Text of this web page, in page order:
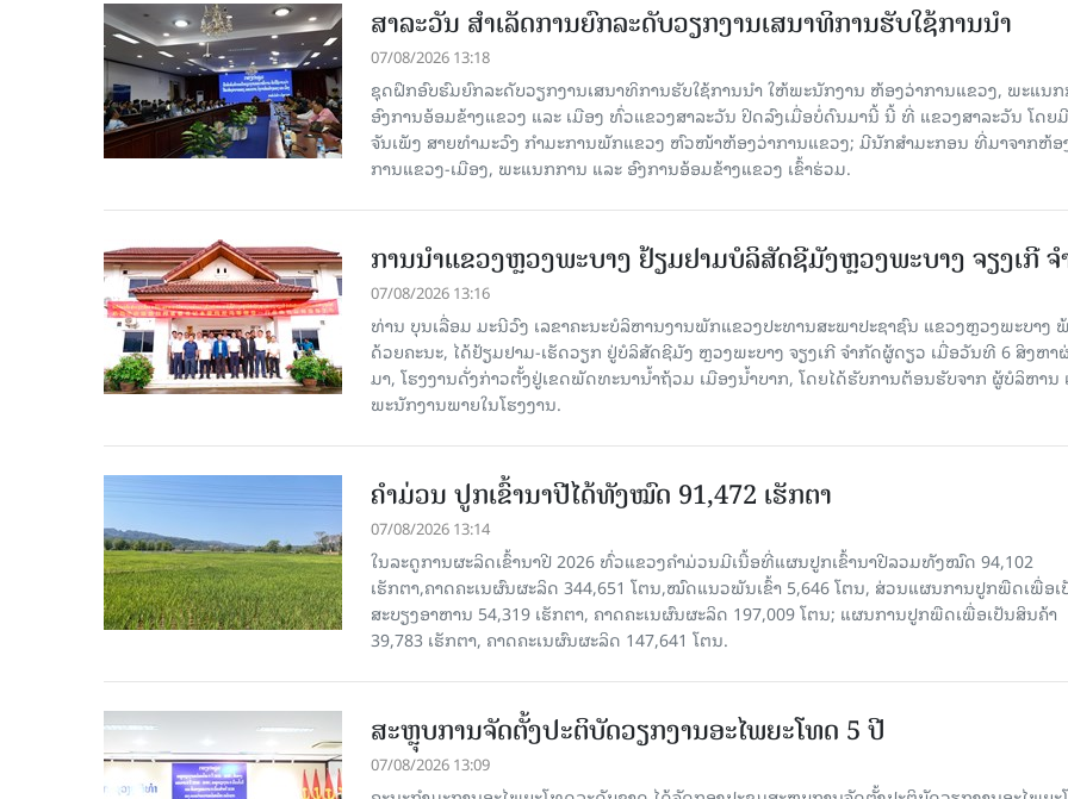
ສາລະວັນ ສໍາເລັດການຍົກລະດັບວຽກງານເສນາທິການຮັບໃຊ້ການນໍາ
07/08/2026 13:18
ຊຸດຝຶກອົບຮົມຍົກລະດັບວຽກງານເສນາທິການຮັບໃຊ້ການນໍາ ໃຫ້ພະນັກງານ ຫ້ອງວ່າການແຂວງ, ພະແນ
ອົງການອ້ອມຂ້າງແຂວງ ແລະ ເມືອງ ທົ່ວແຂວງສາລະວັນ ປິດລົງເມື່ອ​ບໍ່​ດົນ​ມາ​ນີ້ ນີ້ ທີ່ ແຂວງສາລະວັນ ໂດຍ​
ຈັນເພັງ ສາຍທຳມະວົງ ກຳມະການພັກແຂວງ ຫົວໜ້າຫ້ອງວ່າການແຂວງ; ມີນັກສຳມະກອນ ທີ່ມາຈາກຫ້ອ
ການແຂວງ-ເມືອງ, ພະແນກການ ແລະ ອົງການອ້ອມຂ້າງແຂວງ ເຂົ້າຮ່ວມ.
ການນຳແຂວງຫຼວງພະບາງ ຢ້ຽມ​ຢາມບໍ​ລິ​ສັດຊີມັງຫຼວງພະບາງ ຈຽງເກີ ຈໍ
07/08/2026 13:16
ທ່ານ ບຸນເລື່ອມ ມະນີວົງ ເລ​ຂາ​ຄະ​ນະ​ບໍ​ລິ​ຫານ​ງານ​ພັກແຂວງປະທານສະພາປະຊາຊົນ ແຂວງຫຼວງພະບາງ
ດ້ວຍຄະນະ, ໄດ້ຢ້ຽມຢາມ-ເຮັດວຽກ ຢູ່ບໍລິສັດຊີມັງ ຫຼວງພະບາງ ຈຽງເກີ ຈໍາກັດຜູ້ດຽວ ເມື່ອ​ວັນ​ທີ 6 ສິງ​ຫາ​
ມາ, ໂຮງ​ງານ​ດັ່ງ​ກ່າວຕັ້ງຢູ່ເຂດພັດທະນານ້ຳຖ້ວມ ເມືອງນໍ້າບາກ, ໂດຍໄດ້ຮັບການຕ້ອນຮັບຈາກ ຜູ້ບໍລິຫານ
ພະນັກງານພາຍໃນໂຮງງານ.
ຄໍາມ່ວນ ປູກເຂົ້ານາປີໄດ້ທັງໝົດ 91,472 ເຮັກຕາ
07/08/2026 13:14
ໃນລະດູການຜະລິດເຂົ້ານາປີ 2026 ທົ່ວແຂວງຄໍາມ່ວນມີເນື້ອທີ່ແຜນປູກເຂົ້ານາປີລວມທັງໝົດ 94,102
ເຮັກຕາ,ຄາດຄະເນຜົນຜະລິດ 344,651 ໂຕນ,ໝົດແນວພັນເຂົ້າ 5,646 ໂຕນ, ສ່ວນແຜນການປູກພືດເພື່ອເ
ສະບຽງອາຫານ 54,319 ເຮັກຕາ, ຄາດຄະເນຜົນຜະລິດ 197,009 ໂຕນ; ແຜນການປູກພືດເພື່ອເປັນສິນຄ້າ
39,783 ເຮັກຕາ, ຄາດຄະເນຜົນຜະລິດ 147,641 ໂຕນ.
ສະຫຼຸບການຈັດຕັ້ງປະຕິບັດວຽກງານອະໄພຍະໂທດ 5 ປີ
07/08/2026 13:09